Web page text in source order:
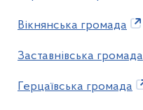
Вікнянська громада
Заставнівська громада
Герцаївська громада